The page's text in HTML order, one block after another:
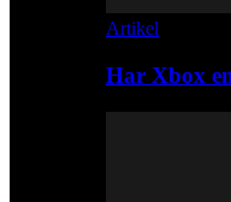
Artikel
Har Xbox